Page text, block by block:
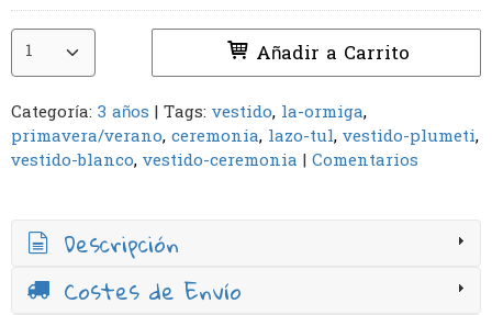
Añadir a Carrito
Categoría: 3 años | Tags: vestido la-ormiga
primavera/verano ceremonia lazo-tul vestido-plumeti
vestido-blanco vestido-ceremonia | Comentarios
Descripción
Costes de Envío